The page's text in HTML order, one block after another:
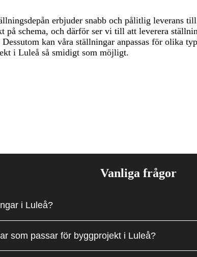
erbjuder snabb och pålitlig leverans
schema, och därför ser vi till att leverera
kan våra ställningar anpassas för olika
i Luleå så smidigt som möjligt.
Vanliga frågor
i Luleå?
som passar för byggprojekt i Luleå?